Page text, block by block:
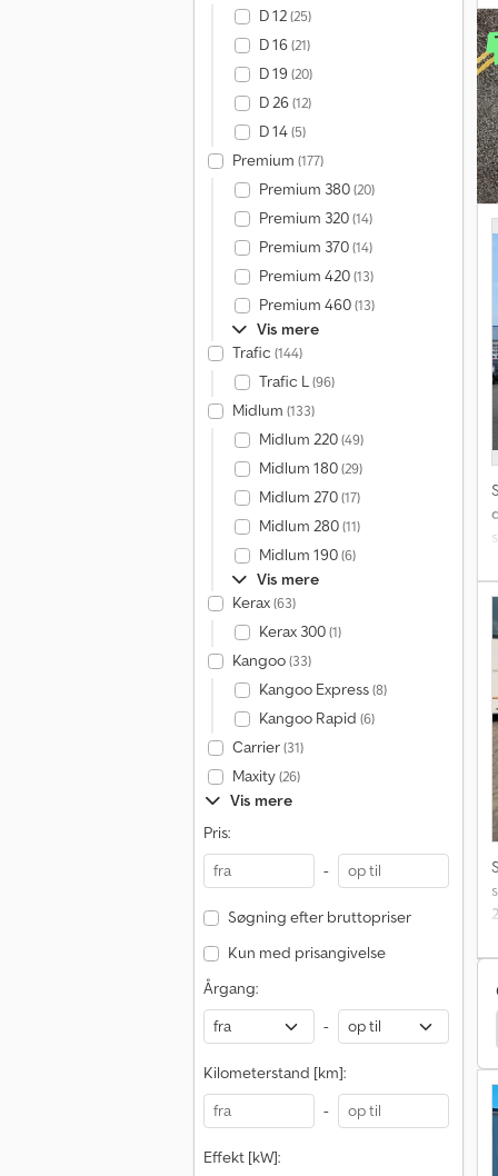
D 12(25)
D 16(21)
D 19 (20)
D 26(12)
D 14(5)
Premium (177)
Premium 380(20)
Premium 320(14)
Premium 370(14)
Premium 420(13)
Premium 460(13)
Vis mere
Trafic (144)
Trafic L(96)
Midlum (133)
Midlum 220(49)
Midlum 180(29)
Midlum 270(17)
Midlum 280(11)
Midlum 190(6)
Vis mere
Kerax(63)
Kerax 300(1)
Kangoo(33)
Kangoo Express(8)
Kangoo Rapid (6)
Carrier(31)
Maxity(26)
Vis mere
Pris:
-
Søgning efter bruttopriser
Kun med prisangivelse
Årgang:
-
Kilometerstand [km]:
-
Effekt [kW]:
2
Kenworth Standard Trækker